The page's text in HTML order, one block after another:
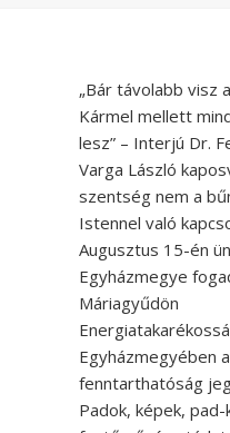
„Bár távolabb visz
Kármel mellett
lesz” – Interjú Dr.
Varga László
szentség nem a
Istennel való
Augusztus 15-én
Egyházmegye
Máriagyűdön
Egyházmegyében
fenntarthatóság
Padok, képek,